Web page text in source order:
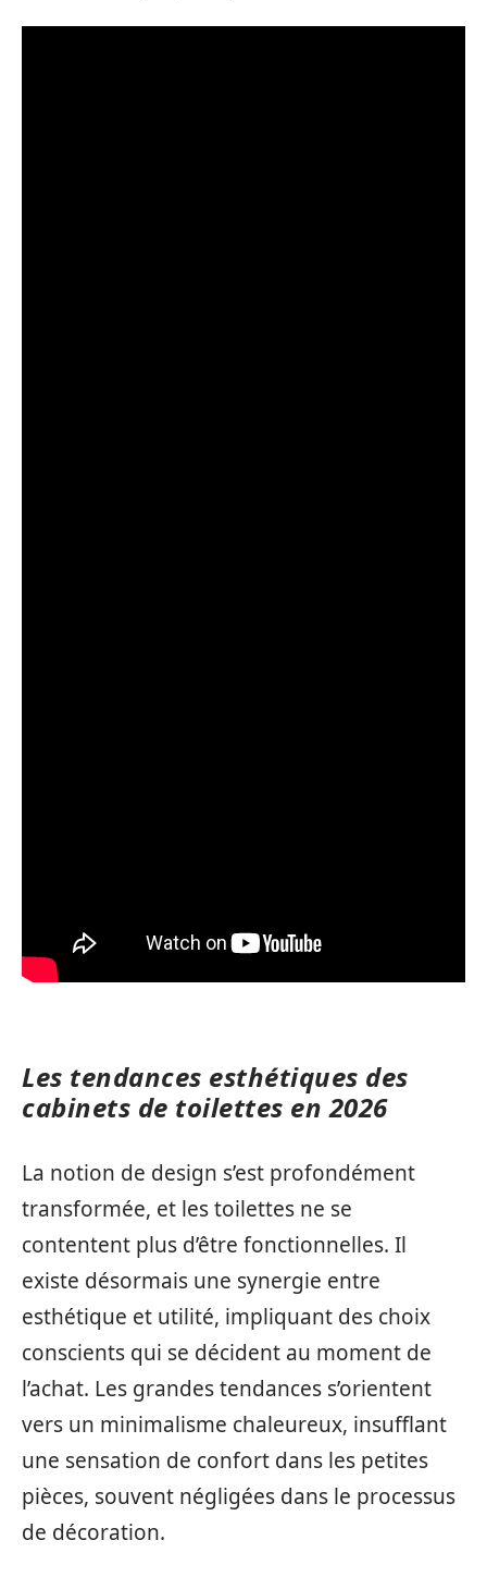
Les tendances esthétiques des
cabinets de toilettes en 2026
La notion de design s’est profondément
transformée, et les toilettes ne se
contentent plus d’être fonctionnelles. Il
existe désormais une synergie entre
esthétique et utilité, impliquant des choix
conscients qui se décident au moment de
l’achat. Les grandes tendances s’orientent
vers un minimalisme chaleureux, insufflant
une sensation de confort dans les petites
pièces, souvent négligées dans le processus
de décoration.